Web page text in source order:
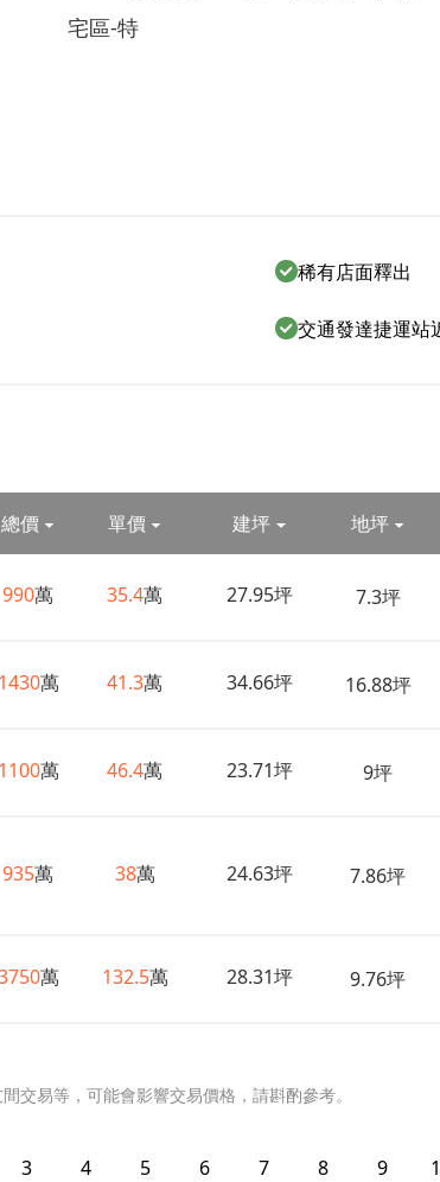
宅區-特
稀有店面釋出
交通發達捷運站
總價 單價 建坪 地坪
990萬 35.4萬 27.95坪 7.3坪
1430萬 41.3萬 34.66坪 16.88坪
1100萬 46.4萬 23.71坪 9坪
935萬 38萬 24.63坪 7.86坪
萬 132.5萬 28.31坪 9.76坪
交易等，可能會影響交易價格，請斟酌參考。
3 4 5 6 7 8 9